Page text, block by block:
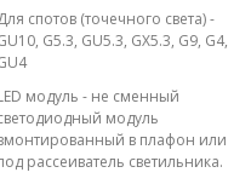
спотов (точечного света) -
G5.3, GU5.3, GX5.3, G9, G4,
модуль - не сменный
модуль
в плафон или
рассеиватель светильника.